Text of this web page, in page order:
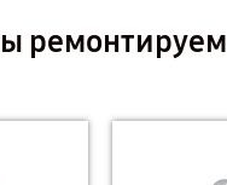
ремонтируем